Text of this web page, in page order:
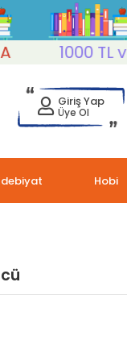
1000 TL ve
Giriş Yap
Üye Ol
Hobi